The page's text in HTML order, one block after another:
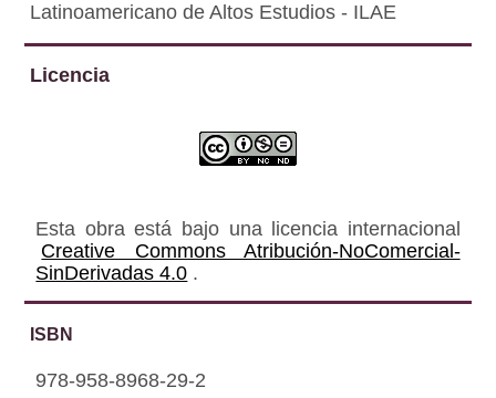
Latinoamericano de Altos Estudios - ILAE
Licencia
Esta obra está bajo una licencia internacional
Creative Commons Atribución-NoComercial-
SinDerivadas 4.0 .
ISBN
978-958-8968-29-2